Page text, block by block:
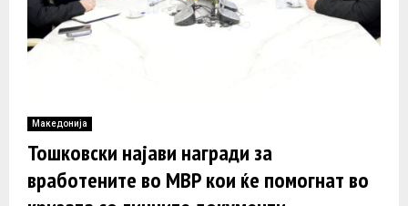
Македонија
Тошковски најави награди за
вработените во МВР кои ќе помогнат во